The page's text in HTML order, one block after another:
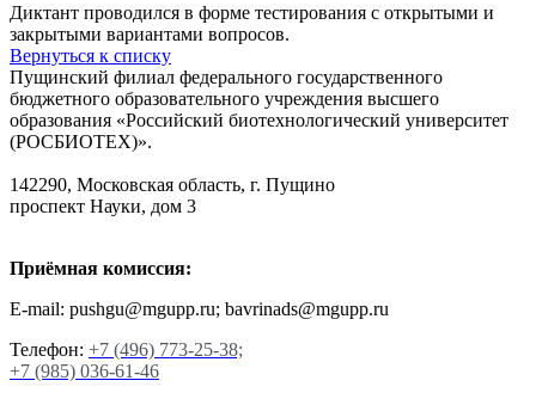
Диктант проводился в форме тестирования с открытыми и
закрытыми вариантами вопросов.
Вернуться к списку
Пущинский филиал федерального государственного
бюджетного образовательного учреждения высшего
образования «Российский биотехнологический университет
(РОСБИОТЕХ)».
142290, Московская область, г. Пущино
проспект Науки, дом 3
Приёмная комиссия:
E-mail: pushgu@mgupp.ru; bavrinads@mgupp.ru
Телефон: +7 (496) 773-25-38;
+7 (985) 036-61-46